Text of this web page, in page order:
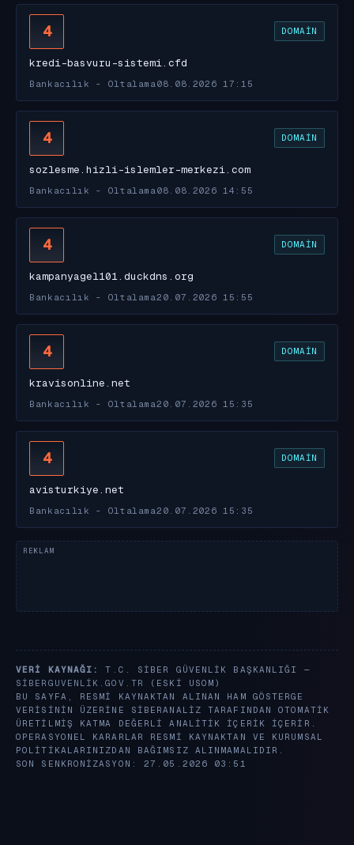
4 DOMAIN
kredi-basvuru-sistemi.cfd
Bankacılık - Oltalama 08.08.2026 17:15
4 DOMAIN
sozlesme.hizli-islemler-merkezi.com
Bankacılık - Oltalama 08.08.2026 14:55
4 DOMAIN
kampanyagel101.duckdns.org
Bankacılık - Oltalama20.07.2026 15:55
4 DOMAIN
kravisonline.net
Bankacılık - Oltalama20.07.2026 15:35
4 DOMAIN
avisturkiye.net
Bankacılık - Oltalama20.07.2026 15:35
VERI KAYNAĞI:
T.C. SIBER GÜVENLIK BAŞKANLIĞI —
SIBERGUVENLIK.GOV.TR
(ESKI USOM)
BU SAYFA, RESMI KAYNAKTAN ALINAN HAM GÖSTERGE
VERISININ ÜZERINE SIBERANALIZ TARAFINDAN OTOMATIK
ÜRETILMIŞ KATMA DEĞERLI ANALITIK IÇERIK IÇERIR.
OPERASYONEL KARARLAR RESMI KAYNAKTAN VE KURUMSAL
POLITIKALARINIZDAN BAĞIMSIZ ALINMAMALIDIR.
SON SENKRONIZASYON: 27.05.2026 03:51